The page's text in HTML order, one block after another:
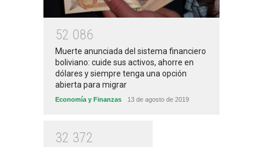
52 086
Muerte anunciada del sistema financiero
boliviano: cuide sus activos, ahorre en
dólares y siempre tenga una opción
abierta para migrar
Economía y Finanzas 13 de agosto de 2019
32 372